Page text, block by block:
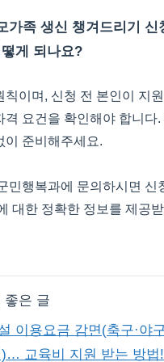
가족 생신 챙겨드리기 신
게 되나요?
칙이며, 신청 전 본인이 지원
격 요건을 확인해야 합니다.
이 준비해주세요.
민행복과에 문의하시면 신
대한 정확한 정보를 제공
좋은 글
이용요금 감면(축구·야
)… 교육비 지원 받는 방법